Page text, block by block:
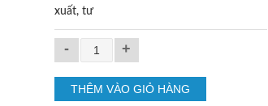
xuất, tư
- +